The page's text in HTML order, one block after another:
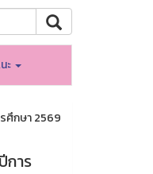
ะ
ศึกษา 2569
การ